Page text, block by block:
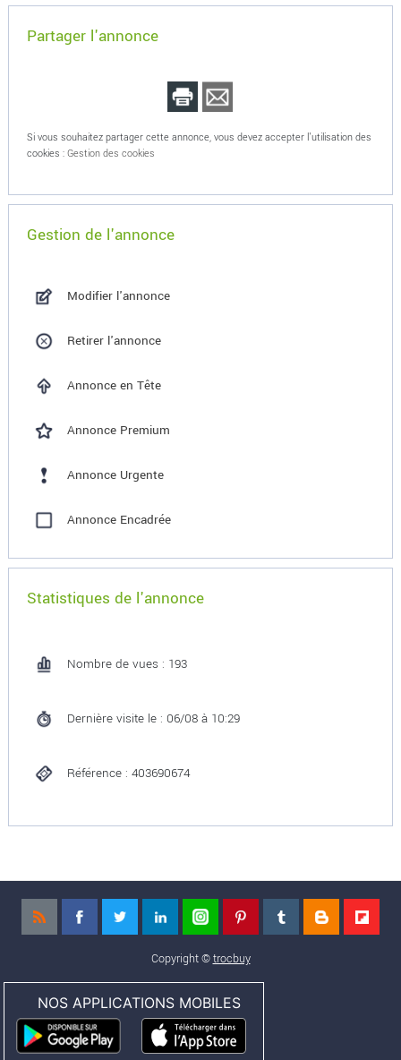
Partager l'annonce
Si vous souhaitez partager cette annonce, vous devez accepter l'utilisation des
cookies : Gestion des cookies
Gestion de l'annonce
Modifier l'annonce
Retirer l'annonce
Annonce en Tête
Annonce Premium
Annonce Urgente
Annonce Encadrée
Statistiques de l'annonce
Nombre de vues : 193
Dernière visite le : 06/08 à 10:29
Référence : 403690674
Copyright ©trocbuy
NOS APPLICATIONS MOBILES